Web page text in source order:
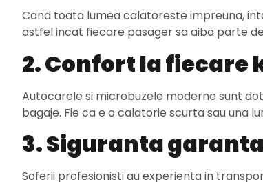
Cand toata lumea calatoreste impreuna,
astfel incat fiecare pasager sa aiba parte
2. Confort la fiecare
Autocarele si microbuzele moderne sunt
bagaje. Fie ca e o calatorie scurta sau una
3. Siguranta
Soferii profesionisti au experienta in